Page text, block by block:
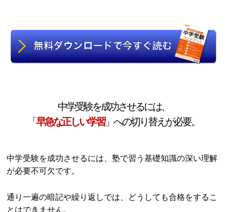
中学受験を成功させるには、
「早急な正しい学習」への切り替えが必要。
中学受験を成功させるには、塾で習う基礎知識の深い理解
が必要不可欠です。
通り一遍の暗記や繰り返しでは、どうしても合格をするこ
とはできません。